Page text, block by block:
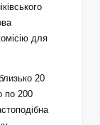
для
20
по 200